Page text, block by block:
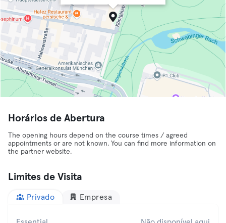
Horários de Abertura
The opening hours depend on the course times / agreed
appointments or are not known. You can find more information on
the partner website.
Limites de Visita
Privado Empresa